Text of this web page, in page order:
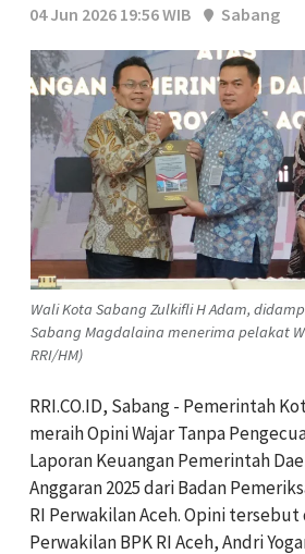
04 Jun 2026 19:56 WIB
Sabang
Wali Kota Sabang Zulkifli H Adam,
Sabang Magdalaina menerima pelakat
RRI/HM)
RRI.CO.ID, Sabang - Pemerintah
meraih Opini Wajar Tanpa
Laporan Keuangan Pemerintah
Anggaran 2025 dari Badan
RI Perwakilan Aceh. Opini
Perwakilan BPK RI Aceh, Andri